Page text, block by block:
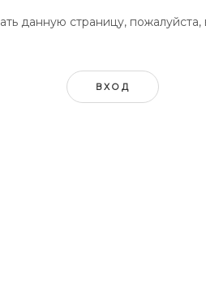
данную страницу, пожалуйста,
ВХОД